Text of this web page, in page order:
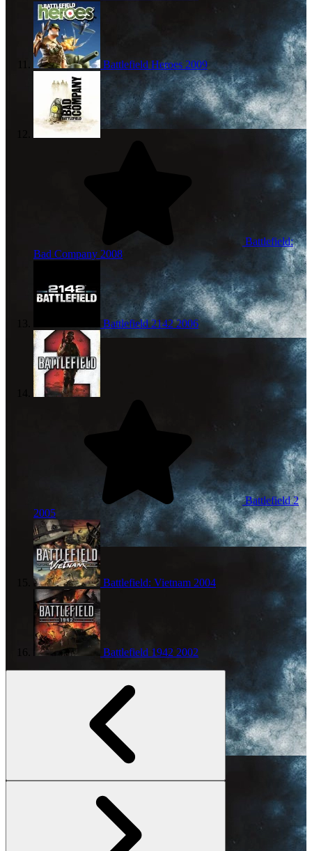
Battlefield Heroes 2009
Battlefield:
Bad Company 2008
Battlefield 21422006
Battlefield 2
2005
Battlefield: Vietnam 2004
Battlefield 1942 2002